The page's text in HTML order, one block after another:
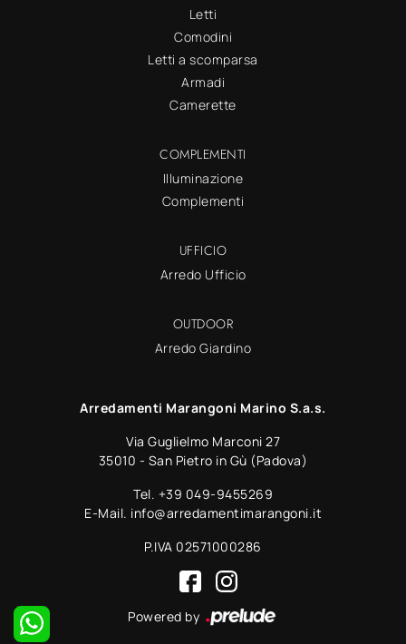
Letti
Comodini
Letti a scomparsa
Armadi
Camerette
COMPLEMENTI
Illuminazione
Complementi
UFFICIO
Arredo Ufficio
OUTDOOR
Arredo Giardino
Arredamenti Marangoni Marino S.a.s.
Via Guglielmo Marconi 27
35010 - San Pietro in Gù (Padova)
Tel. +39 049-9455269
E-Mail. info@arredamentimarangoni.it
P.IVA 02571000286
Powered by